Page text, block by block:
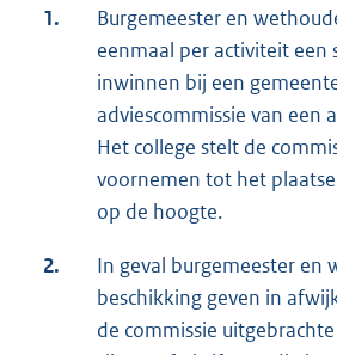
1.
Burgemeester en
eenmaal per activiteit een
inwinnen bij een
adviescommissie van een
Het college stelt de
voornemen tot het
op de hoogte.
2.
In geval burgemeester en
beschikking geven in
de commissie